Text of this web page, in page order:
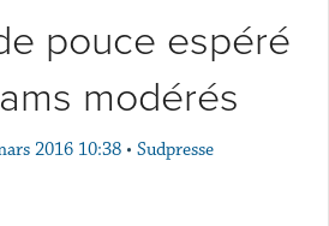
pouce espéré
modérés
2016 10:38 • Sudpresse